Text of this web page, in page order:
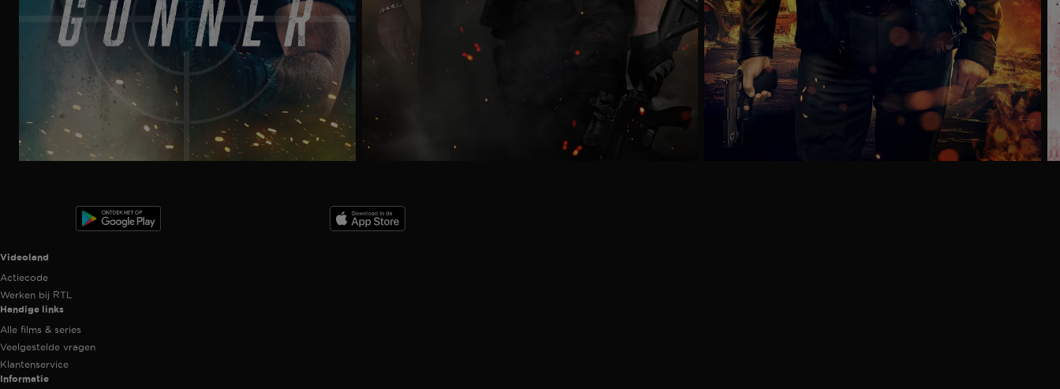
Trailer
Videoland useful links.
Videoland
Actiecode
Werken bij RTL
Handige links
Alle films & series
Veelgestelde vragen
Klantenservice
Informatie